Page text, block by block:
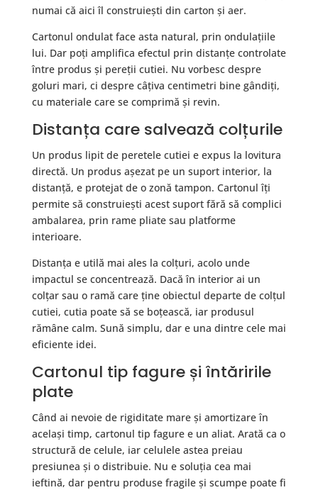
numai că aici îl construiești din carton și aer.
Cartonul ondulat face asta natural, prin ondulațiile
lui. Dar poți amplifica efectul prin distanțe controlate
între produs și pereții cutiei. Nu vorbesc despre
goluri mari, ci despre câțiva centimetri bine gândiți,
cu materiale care se comprimă și revin.
Distanța care salvează colțurile
Un produs lipit de peretele cutiei e expus la lovitura
directă. Un produs așezat pe un suport interior, la
distanță, e protejat de o zonă tampon. Cartonul îți
permite să construiești acest suport fără să complici
ambalarea, prin rame pliate sau platforme
interioare.
Distanța e utilă mai ales la colțuri, acolo unde
impactul se concentrează. Dacă în interior ai un
colțar sau o ramă care ține obiectul departe de colțul
cutiei, cutia poate să se boțească, iar produsul
rămâne calm. Sună simplu, dar e una dintre cele mai
eficiente idei.
Cartonul tip fagure și întăririle
plate
Când ai nevoie de rigiditate mare și amortizare în
același timp, cartonul tip fagure e un aliat. Arată ca o
structură de celule, iar celulele astea preiau
presiunea și o distribuie. Nu e soluția cea mai
ieftină, dar pentru produse fragile și scumpe poate fi